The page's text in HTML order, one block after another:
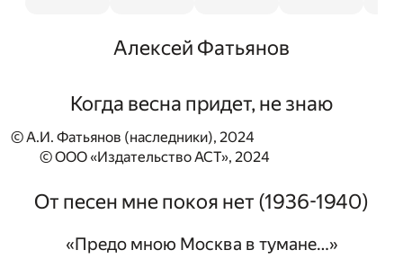
Алексей Фатьянов
Когда весна придет, не знаю
© А.И. Фатьянов (наследники), 2024
© ООО «Издательство АСТ», 2024
От песен мне покоя нет (1936-1940)
«Предо мною Москва в тумане…»